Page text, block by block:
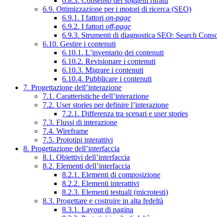
6.9. Ottimizzazione per i motori di ricerca (SEO)
6.9.1. I fattori on-page
6.9.2. I fattori off-page
6.9.3. Strumenti di diagnostica SEO: Search
6.10. Gestire i contenuti
6.10.1. L’inventario dei contenuti
6.10.2. Revisionare i contenuti
6.10.3. Migrare i contenuti
6.10.4. Pubblicare i contenuti
7. Progettazione dell’interazione
7.1. Caratteristiche dell’interazione
7.2. User stories per definire l’interazione
7.2.1. Differenza tra scenari e user stories
7.3. Flussi di interazione
7.4. Wireframe
7.5. Prototipi interattivi
8. Progettazione dell’interfaccia
8.1. Obiettivi dell’interfaccia
8.2. Elementi dell’interfaccia
8.2.1. Elementi di composizione
8.2.2. Elementi interattivi
8.2.3. Elementi testuali (microtesti)
8.3. Progettare e costruire in alta fedeltà
8.3.1. Layout di pagina